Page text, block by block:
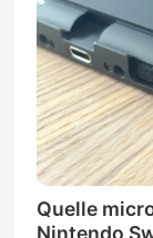
Quelle
Nintendo